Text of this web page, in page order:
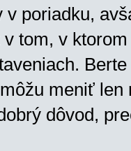
poriadku,
tom, v
meniť
dôvod,